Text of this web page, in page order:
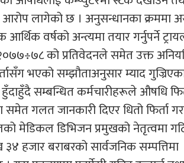
आरोप लागेको छ । अनुसन्धानका क्रममा
वर्षको अन्त्यमा तयार गर्नुपर्ने
को प्रतिवेदनले समेत उक्त
भएको सम्झौताअनुसार म्याद गुज्रिएका
सम्बन्धित कर्मचारीहरूले औषधि
समेत गलत जानकारी दिएर धितो फिर्ता
मेडिकल डिभिजन प्रमुखको नेतृत्वमा
हजार बराबरको सार्वजनिक सम्पत्तिमा